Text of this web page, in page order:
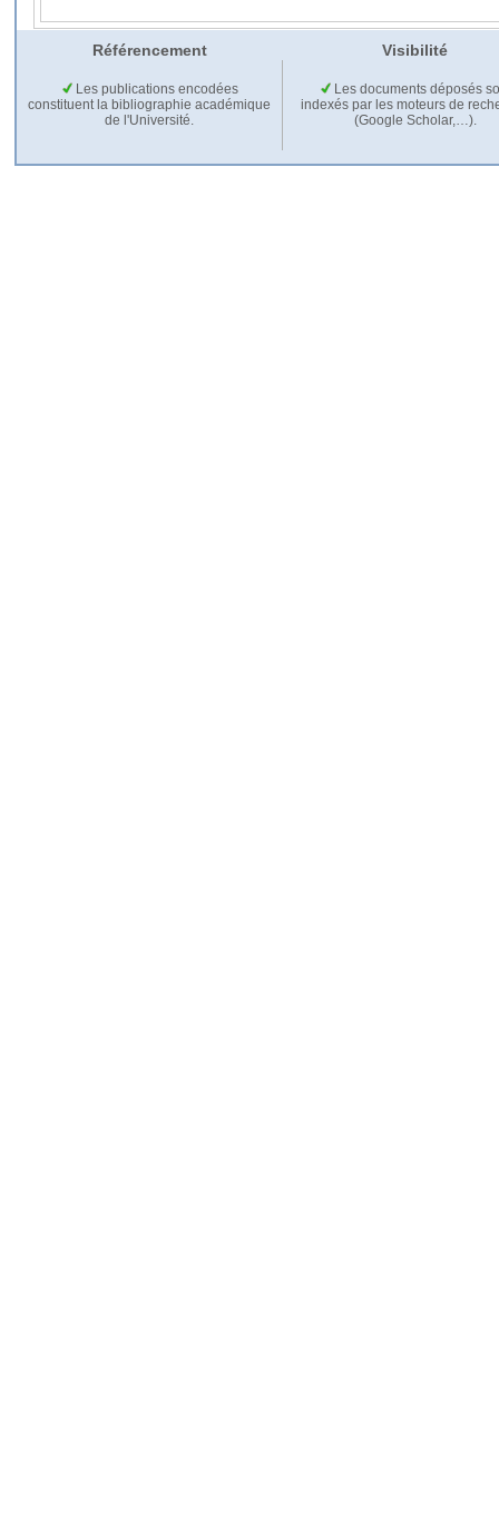
Référencement Visibilité
Les publications encodées
constituent la bibliographie académique
de l'Université.
Les documents déposés
indexés par les moteurs de
(Google Scholar,…).